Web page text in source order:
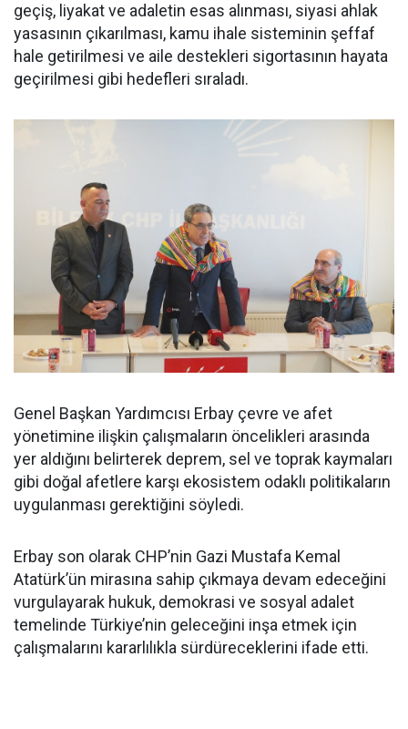
geçiş, liyakat ve adaletin esas alınması, siyasi ahlak
yasasının çıkarılması, kamu ihale sisteminin şeffaf
hale getirilmesi ve aile destekleri sigortasının hayata
geçirilmesi gibi hedefleri sıraladı.
Genel Başkan Yardımcısı Erbay çevre ve afet
yönetimine ilişkin çalışmaların öncelikleri arasında
yer aldığını belirterek deprem, sel ve toprak kaymaları
gibi doğal afetlere karşı ekosistem odaklı politikaların
uygulanması gerektiğini söyledi.
Erbay son olarak CHP’nin Gazi Mustafa Kemal
Atatürk’ün mirasına sahip çıkmaya devam edeceğini
vurgulayarak hukuk, demokrasi ve sosyal adalet
temelinde Türkiye’nin geleceğini inşa etmek için
çalışmalarını kararlılıkla sürdüreceklerini ifade etti.